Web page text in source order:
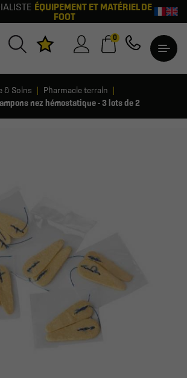
ÉQUIPEMENT ET MATÉRIEL DE
FOOT
0
& Soins
Pharmacie terrain
nez hémostatique - 3 lots de 2